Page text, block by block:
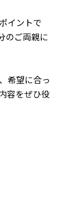
イントで
のご両親に
希望に合っ
容をぜひ役